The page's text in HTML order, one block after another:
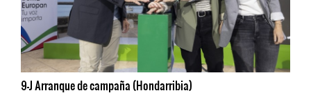
9-J Arranque de campaña (Hondarribia)